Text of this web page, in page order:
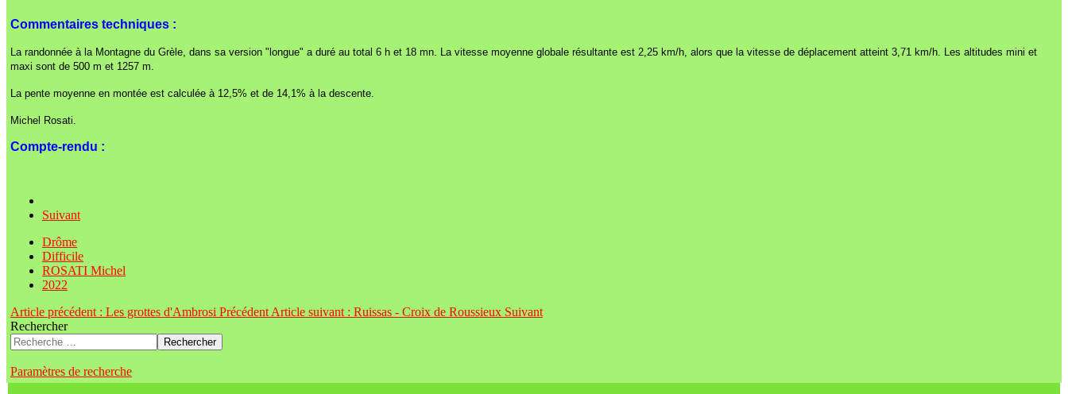
Commentaires techniques :
La randonnée à la Montagne du Grèle, dans sa version "longue" a duré au total 6 h et 18 mn. La vitesse moyenne globale résultante est 2,25 km/h, alors que la vitesse de déplacement atteint 3,71 km/h. Les altitudes mini et
maxi sont de 500 m et 1257 m.
La pente moyenne en montée est calculée à 12,5% et de 14,1% à la descente.
Michel Rosati.
Compte-rendu :
Suivant
Drôme
Difficile
ROSATI Michel
2022
Article précédent : Les grottes d'Ambrosi Précédent Article suivant : Ruissas - Croix de Roussieux Suivant
Rechercher
Rechercher
Paramètres de recherche